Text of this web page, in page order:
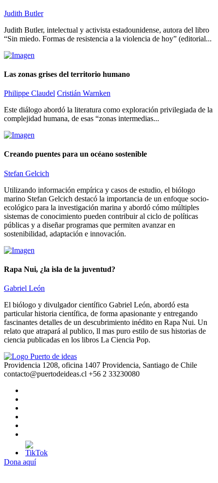
Judith Butler
Judith Butler, intelectual y activista estadounidense, autora del libro
“Sin miedo. Formas de resistencia a la violencia de hoy” (editorial...
Las zonas grises del territorio humano
Philippe Claudel Cristián Warnken
Este diálogo abordó la literatura como exploración privilegiada de la
complejidad humana, de esas “zonas intermedias...
Creando puentes para un océano sostenible
Stefan Gelcich
Utilizando información empírica y casos de estudio, el biólogo
marino Stefan Gelcich destacó la importancia de un enfoque socio-
ecológico para la investigación marina y abordó cómo múltiples
sistemas de conocimiento pueden contribuir al ciclo de políticas
públicas y a diseñar programas que permiten avanzar en
sostenibilidad, adaptación e innovación.
Rapa Nui, ¿la isla de la juventud?
Gabriel León
El biólogo y divulgador científico Gabriel León, abordó esta
particular historia científica, de forma apasionante y entregando
fascinantes detalles de un descubrimiento inédito en Rapa Nui. Un
relato que atrapará al publico, ll mas puro estilo de sus historias de
ciencia publicadas en los libros La Ciencia Pop.
Providencia 1208, oficina 1407 Providencia, Santiago de Chile
contacto@puertodeideas.cl +56 2 33230080
Dona aquí